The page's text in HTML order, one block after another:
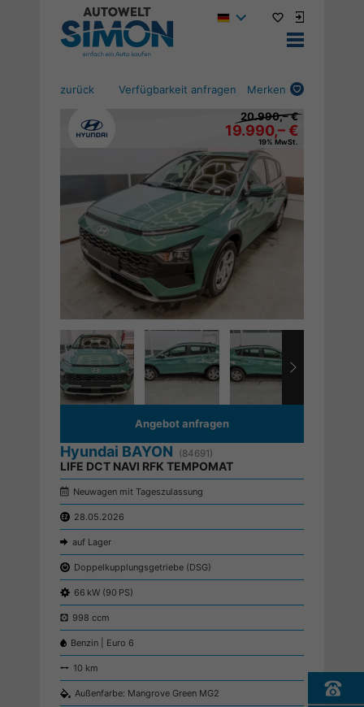
zurück Verfügbarkeit anfragen Merken
20.990,– €
19.990,– €
19% MwSt.
Angebot anfragen
(84691)
Hyundai BAYON
LIFE DCT NAVI RFK TEMPOMAT
Neuwagen mit Tageszulassung
28.05.2026
auf Lager
Doppelkupplungsgetriebe (DSG)
66 kW (90 PS)
998 ccm
Benzin | Euro 6
10 km
Außenfarbe: Mangrove Green MG2